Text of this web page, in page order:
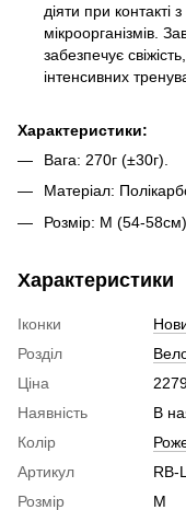
діяти при контакті
мікроорганізмів.
забезпечує
інтенсивних
Характеристики:
Вага: 270г (±30г).
Матеріал:
Розмір: M (54-
Характеристики
Іконки
Розділ
Ціна
Наявність
В
Колір
Артикул
RB-
Розмір
M